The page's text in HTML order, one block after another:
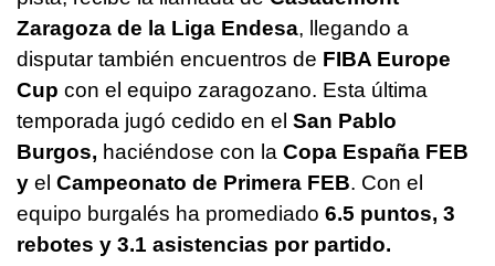
Zaragoza de la Liga Endesa, llegando a
disputar también encuentros de FIBA Europe
Cup con el equipo zaragozano. Esta última
temporada jugó cedido en el San Pablo
Burgos, haciéndose con la Copa España FEB
y el Campeonato de Primera FEB. Con el
equipo burgalés ha promediado 6.5 puntos, 3
rebotes y 3.1 asistencias por partido.